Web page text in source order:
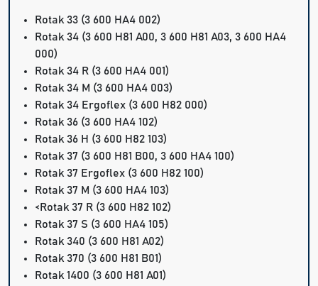
Rotak 33 (3 600 HA4 002)
Rotak 34 (3 600 H81 A00, 3 600 H81 A03, 3 600 HA4
000)
Rotak 34 R (3 600 HA4 001)
Rotak 34 M (3 600 HA4 003)
Rotak 34 Ergoflex (3 600 H82 000)
Rotak 36 (3 600 HA4 102)
Rotak 36 H (3 600 H82 103)
Rotak 37 (3 600 H81 B00, 3 600 HA4 100)
Rotak 37 Ergoflex (3 600 H82 100)
Rotak 37 M (3 600 HA4 103)
< Rotak 37 R (3 600 H82 102)
Rotak 37 S (3 600 HA4 105)
Rotak 340 (3 600 H81 A02)
Rotak 370 (3 600 H81 B01)
Rotak 1400 (3 600 H81 A01)